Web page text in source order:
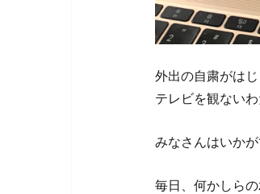
外出の自粛がは
テレビを観ない
みなさんはいかが
毎日、何かしらの